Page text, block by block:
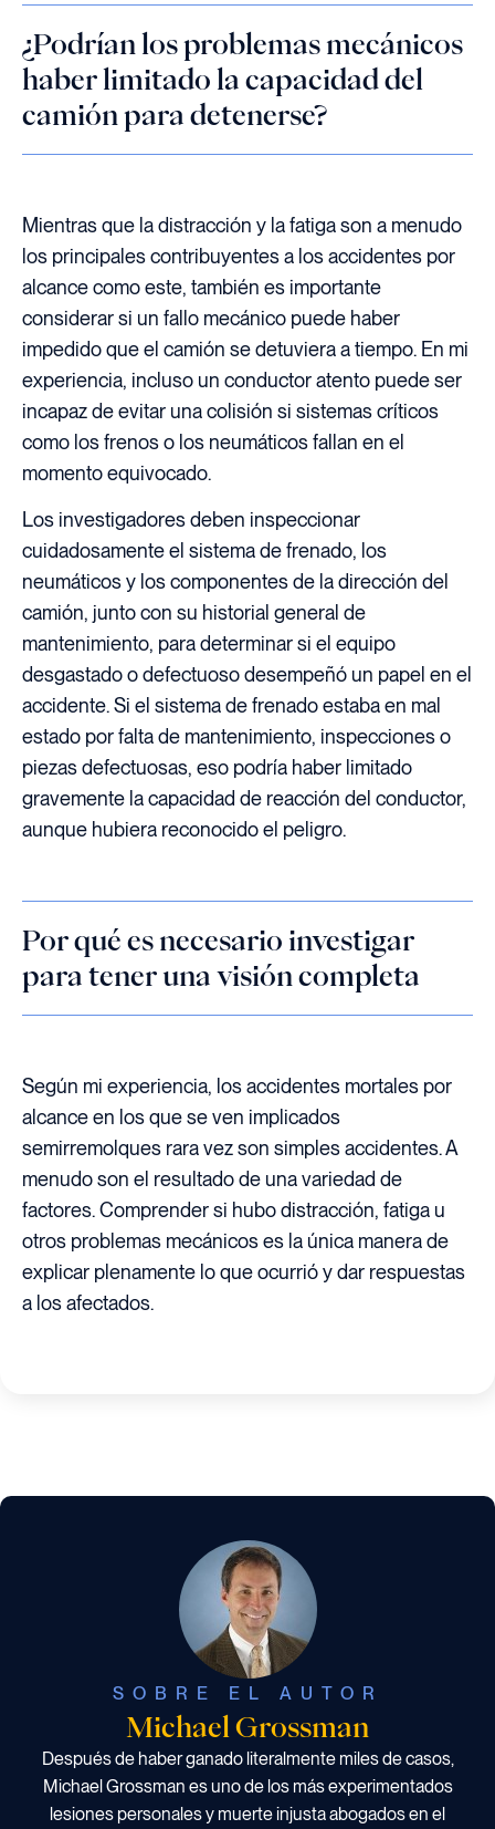
¿Podrían los problemas mecánicos
haber limitado la capacidad del
camión para detenerse?
Mientras que la distracción y la fatiga son a menudo
los principales contribuyentes a los accidentes por
alcance como este, también es importante
considerar si un fallo mecánico puede haber
impedido que el camión se detuviera a tiempo. En mi
experiencia, incluso un conductor atento puede ser
incapaz de evitar una colisión si sistemas críticos
como los frenos o los neumáticos fallan en el
momento equivocado.
Los investigadores deben inspeccionar
cuidadosamente el sistema de frenado, los
neumáticos y los componentes de la dirección del
camión, junto con su historial general de
mantenimiento, para determinar si el equipo
desgastado o defectuoso desempeñó un papel en el
accidente. Si el sistema de frenado estaba en mal
estado por falta de mantenimiento, inspecciones o
piezas defectuosas, eso podría haber limitado
gravemente la capacidad de reacción del conductor,
aunque hubiera reconocido el peligro.
Por qué es necesario investigar
para tener una visión completa
Según mi experiencia, los accidentes mortales por
alcance en los que se ven implicados
semirremolques rara vez son simples accidentes. A
menudo son el resultado de una variedad de
factores. Comprender si hubo distracción, fatiga u
otros problemas mecánicos es la única manera de
explicar plenamente lo que ocurrió y dar respuestas
a los afectados.
SOBRE EL AUTOR
Michael Grossman
Después de haber ganado literalmente miles de casos,
Michael Grossman es uno de los más experimentados
lesiones personales y muerte injusta abogados en el